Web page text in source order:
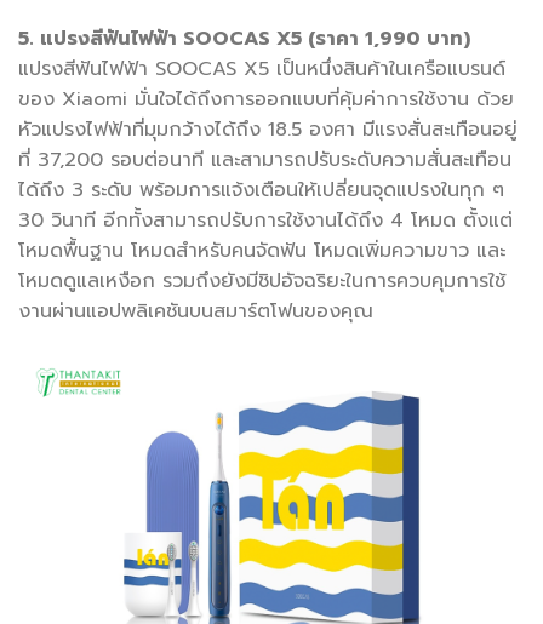
5. แปรงสีฟันไฟฟ้า SOOCAS X5 (ราคา 1,990 บาท)
แปรงสีฟันไฟฟ้า SOOCAS X5 เป็นหนึ่งสินค้าในเครือแบรนด์
ของ Xiaomi มั่นใจได้ถึงการออกแบบที่คุ้มค่าการใช้งาน ด้วย
หัวแปรงไฟฟ้าที่มุมกว้างได้ถึง 18.5 องศา มีแรงสั่นสะเทือนอยู่
ที่ 37,200 รอบต่อนาที และสามารถปรับระดับความสั่นสะเทือน
ได้ถึง 3 ระดับ พร้อมการแจ้งเตือนให้เปลี่ยนจุดแปรงในทุก ๆ
30 วินาที อีกทั้งสามารถปรับการใช้งานได้ถึง 4 โหมด ตั้งแต่
โหมดพื้นฐาน โหมดสำหรับคนจัดฟัน โหมดเพิ่มความขาว และ
โหมดดูแลเหงือก รวมถึงยังมีชิปอัจฉริยะในการควบคุมการใช้
งานผ่านแอปพลิเคชันบนสมาร์ตโฟนของคุณ